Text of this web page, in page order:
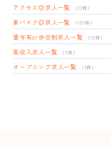
アクセス◎求人一覧 （23件）
車バイク◎求人一覧 （101件）
賞与有or歩合制求人一覧 （72件）
高収入求人一覧 （5件）
オープニング求人一覧 （3件）